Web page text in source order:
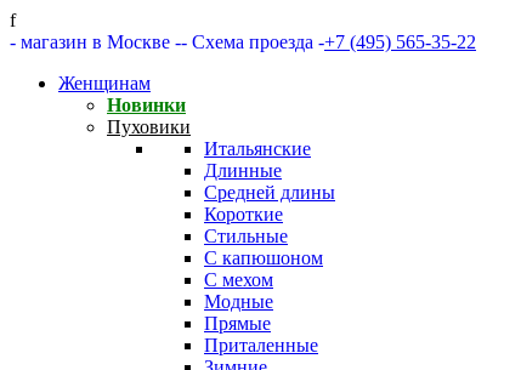
f
- магазин в Москве -- Схема проезда -+7 (495) 565-35-22
Женщинам
Новинки
Пуховики
Итальянские
Длинные
Средней длины
Короткие
Стильные
С капюшоном
С мехом
Модные
Прямые
Приталенные